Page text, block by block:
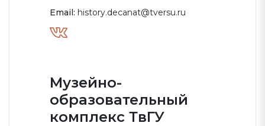
Email: history.decanat@tversu.ru
Музейно-
образовательный
комплекс ТвГУ